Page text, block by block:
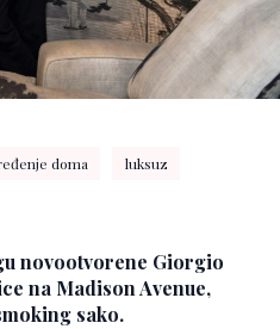
doma luksuz
novootvorene Giorgio
na Madison Avenue,
sako.